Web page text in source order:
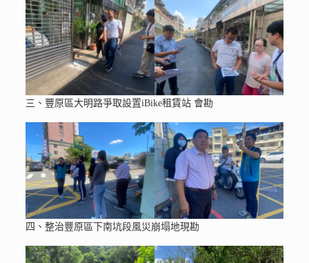
三、豐原區大明路爭取設置iBike租賃站 會勘
四、整治豐原區下南坑段風災崩塌地現勘